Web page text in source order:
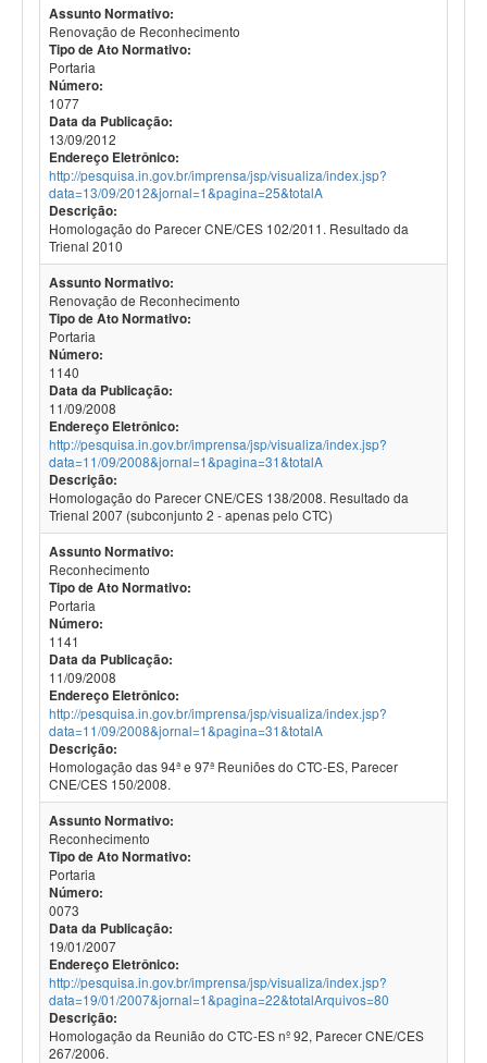
Assunto Normativo:
Renovação de Reconhecimento
Tipo de Ato Normativo:
Portaria
Número:
1077
Data da Publicação:
13/09/2012
Endereço Eletrônico:
http://pesquisa.in.gov.br/imprensa/jsp/visualiza/index.jsp?
data=13/09/2012&jornal=1&pagina=25&totalA
Descrição:
Homologação do Parecer CNE/CES 102/2011. Resultado da
Trienal 2010
Assunto Normativo:
Renovação de Reconhecimento
Tipo de Ato Normativo:
Portaria
Número:
1140
Data da Publicação:
11/09/2008
Endereço Eletrônico:
http://pesquisa.in.gov.br/imprensa/jsp/visualiza/index.jsp?
data=11/09/2008&jornal=1&pagina=31&totalA
Descrição:
Homologação do Parecer CNE/CES 138/2008. Resultado da
Trienal 2007 (subconjunto 2 - apenas pelo CTC)
Assunto Normativo:
Reconhecimento
Tipo de Ato Normativo:
Portaria
Número:
1141
Data da Publicação:
11/09/2008
Endereço Eletrônico:
http://pesquisa.in.gov.br/imprensa/jsp/visualiza/index.jsp?
data=11/09/2008&jornal=1&pagina=31&totalA
Descrição:
Homologação das 94ª e 97ª Reuniões do CTC-ES, Parecer
CNE/CES 150/2008.
Assunto Normativo:
Reconhecimento
Tipo de Ato Normativo:
Portaria
Número:
0073
Data da Publicação:
19/01/2007
Endereço Eletrônico:
http://pesquisa.in.gov.br/imprensa/jsp/visualiza/index.jsp?
data=19/01/2007&jornal=1&pagina=22&totalArquivos=80
Descrição:
Homologação da Reunião do CTC-ES nº 92, Parecer CNE/CES
267/2006.